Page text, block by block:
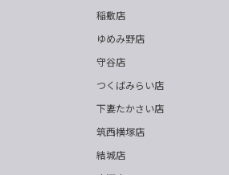
稲敷店
ゆめみ野店
守谷店
つくばみらい店
下妻たかさい店
筑西横塚店
結城店